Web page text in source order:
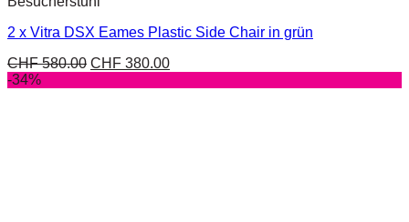
2 x Vitra DSX Eames Plastic Side Chair in grün
CHF580.00 CHF 380.00
-34%